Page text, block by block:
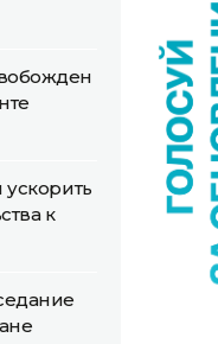
ускорить
к